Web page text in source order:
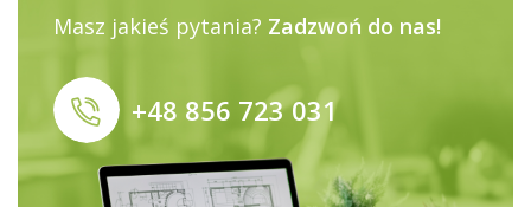
Masz jakieś pytania? Zadzwoń do nas!
+48 856 723 031